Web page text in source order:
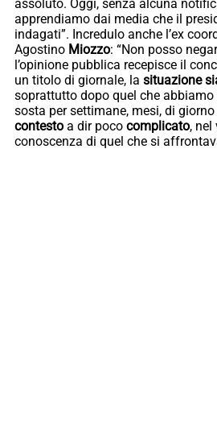
assoluto. Oggi, senza alcuna
apprendiamo dai media che il
indagati”. Incredulo anche l’ex
Agostino Miozzo: “Non posso
l’opinione pubblica recepisce il
un titolo di giornale, la situazione
soprattutto dopo quel che
sosta per settimane, mesi, di
contesto a dir poco complicato,
conoscenza di quel che si